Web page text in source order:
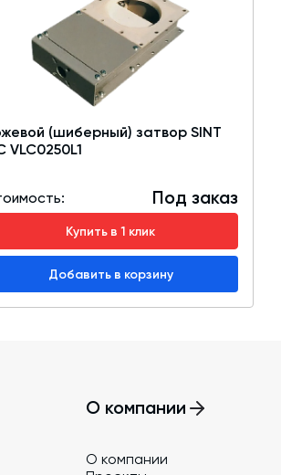
(шиберный) затвор SINT
VLC0250L1
Под заказ
Купить в 1 клик
Добавить в корзину
О компании
О компании